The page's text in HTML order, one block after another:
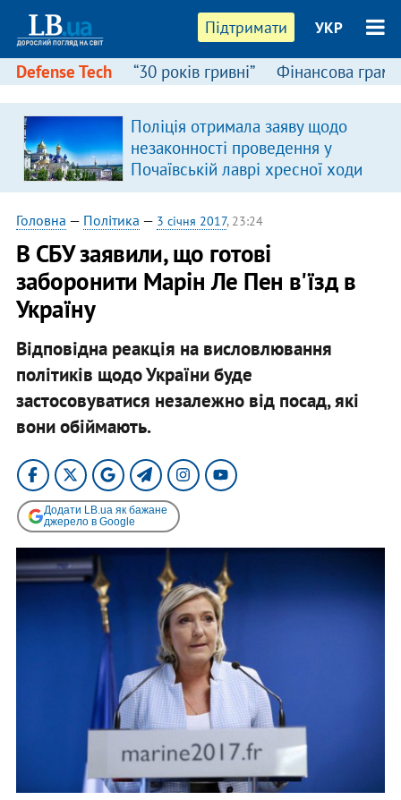
Підтримати УКР
Defense Tech “30 років гривні” Фінансова
Поліція отримала заяву щодо
незаконності проведення у
Почаївській лаврі хресної ходи
Головна — Політика — 3 січня 2017, 23:24
В СБУ заявили, що готові
заборонити Марін Ле Пен в'їзд в
Україну
Відповідна реакція на висловлювання
політиків щодо України буде
застосовуватися незалежно від посад, які
вони обіймають.
Додати LB.ua як бажане
джерело в Google